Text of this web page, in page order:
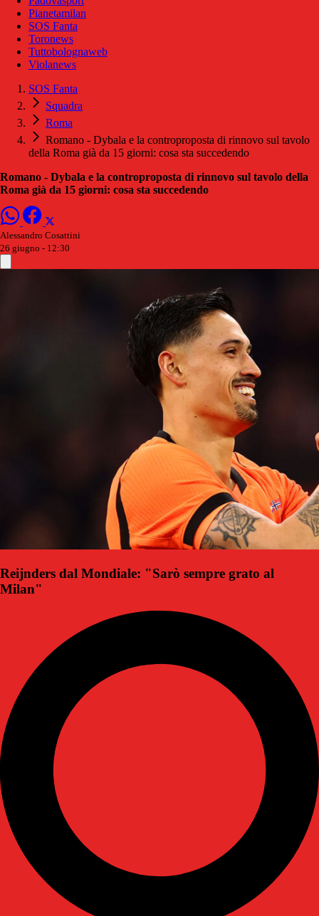
Pianetamilan
SOS Fanta
Toronews
Tuttobolognaweb
Violanews
SOS Fanta
Squadra
Roma
Romano - Dybala e la controproposta di rinnovo sul tavolo
della Roma già da 15 giorni: cosa sta succedendo
Romano - Dybala e la controproposta di rinnovo sul tavolo della
Roma già da 15 giorni: cosa sta succedendo
Alessandro Cosattini
26 giugno - 12:30
Reijnders dal Mondiale: "Sarò sempre grato al
Milan"